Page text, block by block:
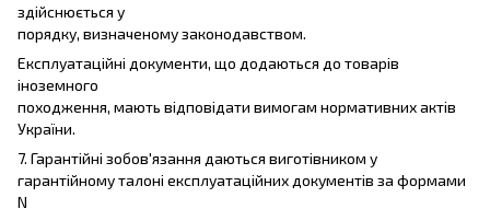
здійснюється у
порядку, визначеному законодавством.
Експлуатаційні документи, що додаються до товарів
іноземного
походження, мають відповідати вимогам нормативних актів
України.
7. Гарантійні зобов'язання даються виготівником у
гарантійному талоні експлуатаційних документів за формами
N